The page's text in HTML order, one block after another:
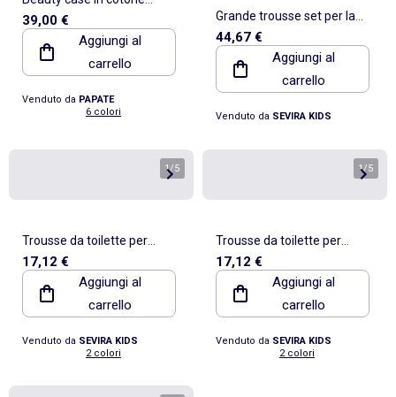
biologico
39,00 €
Aggiungi al
carrello
Venduto da PAPATE
6 colori
Grande trousse set per la
cura del neonato | Bo Jungle
44,67 €
Aggiungi al
carrello
Venduto da SEVIRA KIDS
1/5
Trousse da toilette per
neonato in cotone | Walking
Mum
17,12 €
Aggiungi al
carrello
Venduto da SEVIRA KIDS
2 colori
1/5
Trousse da toilette per
neonato in cotone | Walking
Mum
17,12 €
Aggiungi al
carrello
Venduto da SEVIRA KIDS
2 colori